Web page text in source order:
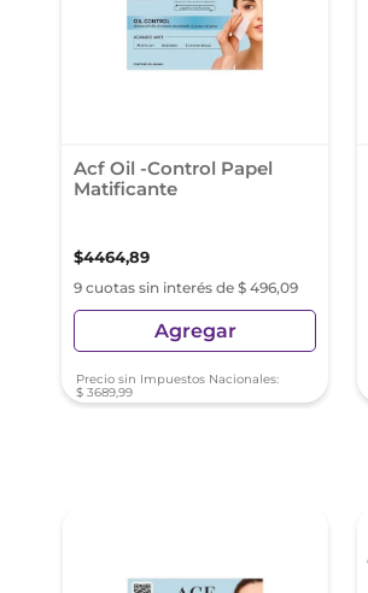
Acf Oil -Control Papel
Matificante
$4464,89
9 cuotas sin interés de $ 496,09
Agregar
Precio sin Impuestos Nacionales:
$ 3689,99